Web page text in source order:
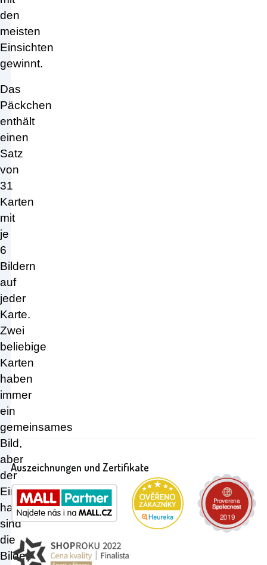
den
meisten
Einsichten
gewinnt.
Das
Päckchen
enthält
einen
Satz
von
31
Karten
mit
je
6
Bildern
auf
jeder
Karte.
Zwei
beliebige
Karten
haben
immer
ein
gemeinsames
Bild,
aber
der
Einfachheit
halber
sind
die
Bilder
Auszeichnungen und Zertifikate